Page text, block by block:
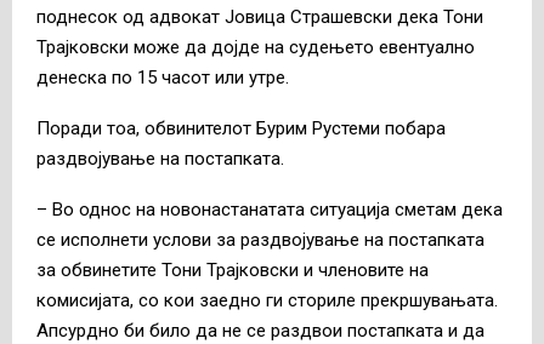
поднесок од адвокат Јовица Страшевски дека Тони
Трајковски може да дојде на судењето евентуално
денеска по 15 часот или утре.
Поради тоа, обвинителот Бурим Рустеми побара
раздвојување на постапката.
– Во однос на новонастанатата ситуација сметам дека
се исполнети услови за раздвојување на постапката
за обвинетите Тони Трајковски и членовите на
комисијата, со кои заедно ги сториле прекршувањата.
Апсурдно би било да не се раздвои постапката и да